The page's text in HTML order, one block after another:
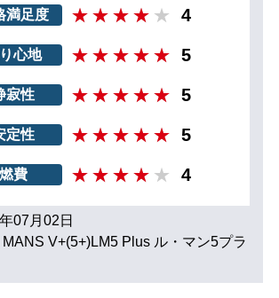
満足度 4
心地 5
寂性 5
定性 5
燃費 4
07月02日
V+(5+)LM5 Plus ル・マン5プラ